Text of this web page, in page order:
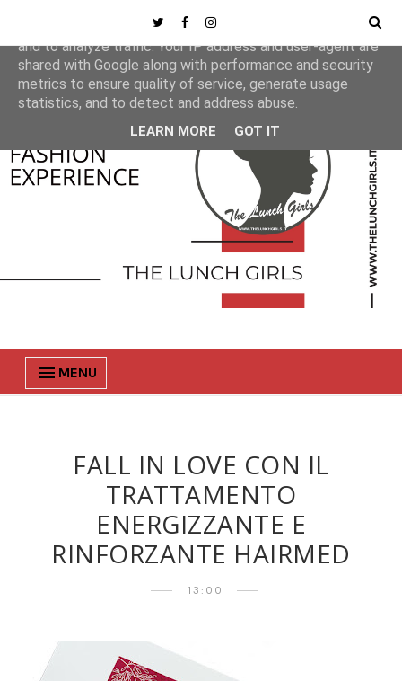
MENU
FALL IN LOVE CON IL
TRATTAMENTO
ENERGIZZANTE E
RINFORZANTE HAIRMED
13:00
This site uses cookies from Google to deliver its services
and to analyze traffic. Your IP address and user-agent are
shared with Google along with performance and security
metrics to ensure quality of service, generate usage
statistics, and to detect and address abuse.
LEARN MORE GOT IT